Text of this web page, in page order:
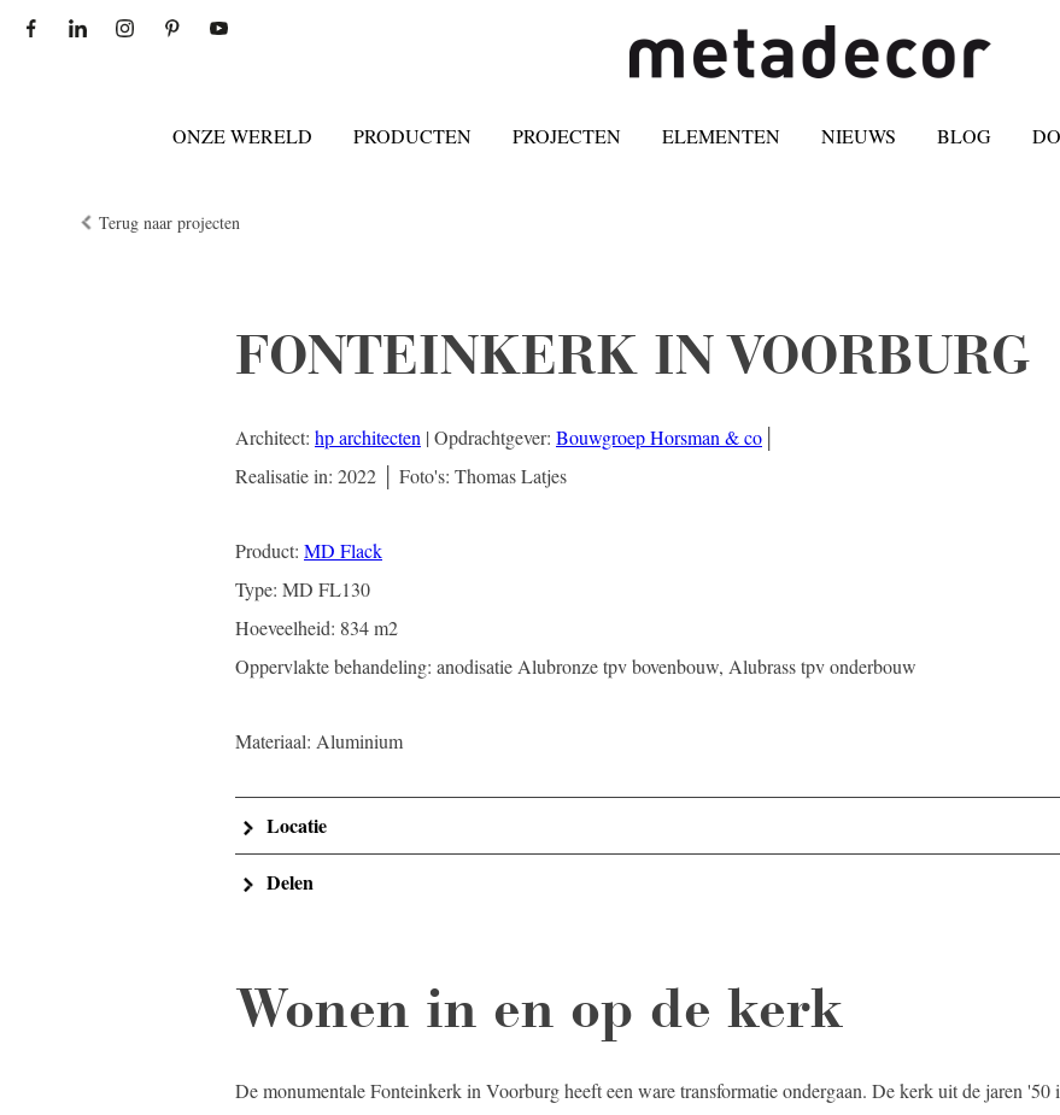
ONZE WERELD PRODUCTEN PROJECTEN ELEMENTEN NIEUWS BLOG
Terug naar projecten
FONTEINKERK IN VOORBURG
Architect: hp architecten | Opdrachtgever: Bouwgroep Horsman & co
Realisatie in: 2022 │ Foto's: Thomas Latjes
Product: MD Flack
Type: MD FL130
Hoeveelheid: 834 m2
Oppervlakte behandeling: anodisatie Alubronze tpv bovenbouw, Alubrass tpv onderbouw
Materiaal: Aluminium
Locatie
Delen
Wonen in en op de kerk
De monumentale Fonteinkerk in Voorburg heeft een ware transformatie ondergaan. De kerk uit de jaren '50